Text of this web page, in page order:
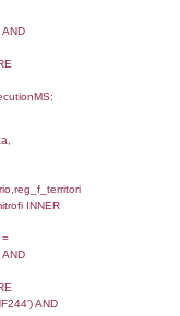
JOIN
=
=
)
= 5461 ) AND
= 1)